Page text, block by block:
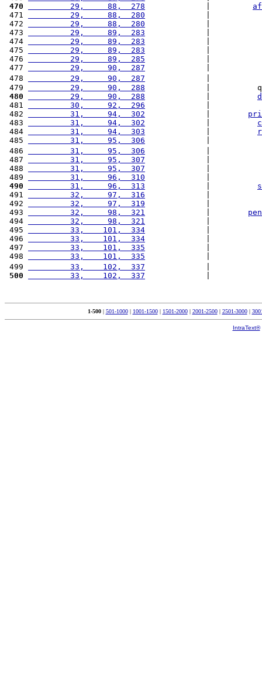
470
         29,     88,  278
471
         29,     88,  280
472
         29,     88,  280
473
         29,     89,  283
474
         29,     89,  283
475
         29,     89,  283
476
         29,     89,  285
477
         29,     90,  287
478
         29,     90,  287
479
         29,     90,  288
|
480
         29,     90,  288
481
         30,     92,  296
482
         31,     94,  302
483
         31,     94,  302
484
         31,     94,  303
485
         31,     95,  306
486
         31,     95,  306
487
         31,     95,  307
488
         31,     95,  307
489
         31,     96,  310
490
         31,     96,  313
491
         32,     97,  316
492
         32,     97,  319
493
         32,     98,  321
494
         32,     98,  321
495
         33,    101,  334
496
         33,    101,  334
497
         33,    101,  335
498
         33,    101,  335
499
         33,    102,  337
500
         33,    102,  337
1-500| 501-1000| 1001-1500| 1501-2000| 2001-2500| 2501-3000|
IntraText®